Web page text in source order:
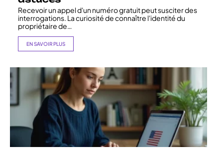
Recevoir un appel d'un numéro gratuit peut susciter des
interrogations. La curiosité de connaître l'identité du
propriétaire de…
EN SAVOIR PLUS